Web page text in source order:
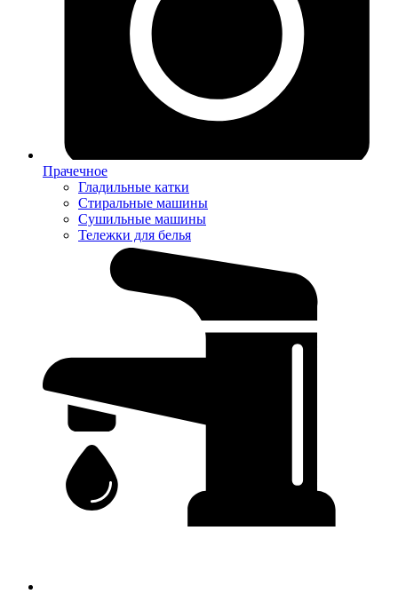
Прачечное
Гладильные катки
Стиральные машины
Сушильные машины
Тележки для белья